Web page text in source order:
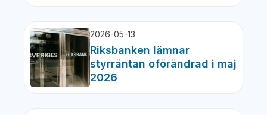
2026-05-13
Riksbanken lämnar
styrräntan oförändrad i maj
2026